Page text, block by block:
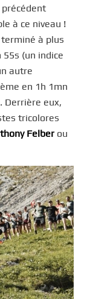
à ce niveau !
à plus
55s (un indice
autre
en 1h 1mn
Derrière eux,
tricolores
Felber ou